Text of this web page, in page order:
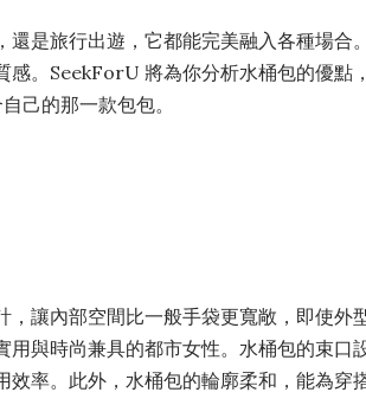
是旅行出遊，它都能完美融入各種場合
感。SeekForU 將為你分析水桶包的優點
己的那一款包包。
讓內部空間比一般手袋更寬敞，即使外
與時尚兼具的都市女性。水桶包的束口
率。此外，水桶包的輪廓柔和，能為穿